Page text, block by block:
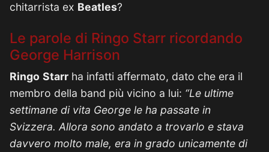
chitarrista ex Beatles?
Le parole di Ringo Starr ricordando
George Harrison
Ringo Starr ha infatti affermato, dato che era il
membro della band più vicino a lui: “Le ultime
settimane di vita George le ha passate in
Svizzera. Allora sono andato a trovarlo e stava
davvero molto male, era in grado unicamente di